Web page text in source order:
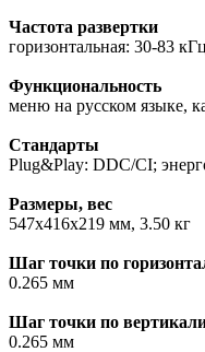
Частота развертки
горизонтальная: 30-83
Функциональность
меню на русском языке,
Стандарты
Plug&Play: DDC/CI;
Размеры, вес
547x416x219 мм, 3.50 кг
Шаг точки по
0.265 мм
Шаг точки по
0.265 мм